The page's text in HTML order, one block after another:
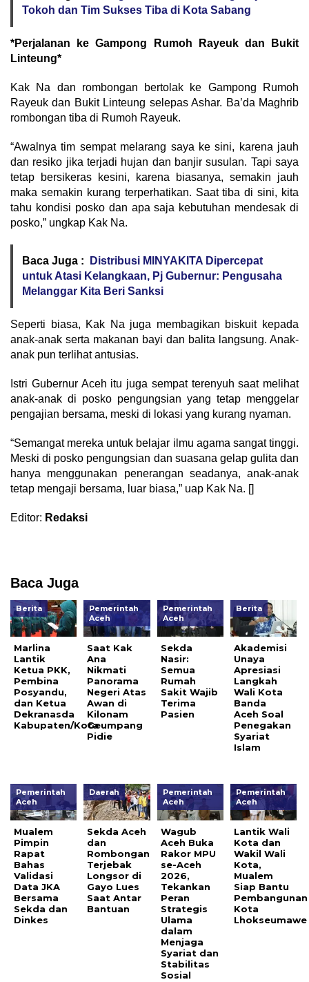
Tokoh dan Tim Sukses Tiba di Kota Sabang
*Perjalanan ke Gampong Rumoh Rayeuk dan Bukit
Linteung*
Kak Na dan rombongan bertolak ke Gampong Rumoh
Rayeuk dan Bukit Linteung selepas Ashar. Ba’da Maghrib
rombongan tiba di Rumoh Rayeuk.
“Awalnya tim sempat melarang saya ke sini, karena jauh
dan resiko jika terjadi hujan dan banjir susulan. Tapi saya
tetap bersikeras kesini, karena biasanya, semakin jauh
maka semakin kurang terperhatikan. Saat tiba di sini, kita
tahu kondisi posko dan apa saja kebutuhan mendesak di
posko,” ungkap Kak Na.
Baca Juga :
Distribusi MINYAKITA Dipercepat
untuk Atasi Kelangkaan, Pj Gubernur: Pengusaha
Melanggar Kita Beri Sanksi
Seperti biasa, Kak Na juga membagikan biskuit kepada
anak-anak serta makanan bayi dan balita langsung. Anak-
anak pun terlihat antusias.
Istri Gubernur Aceh itu juga sempat terenyuh saat melihat
anak-anak di posko pengungsian yang tetap menggelar
pengajian bersama, meski di lokasi yang kurang nyaman.
“Semangat mereka untuk belajar ilmu agama sangat tinggi.
Meski di posko pengungsian dan suasana gelap gulita dan
hanya menggunakan penerangan seadanya, anak-anak
tetap mengaji bersama, luar biasa,” uap Kak Na. []
Editor: Redaksi
Baca Juga
Berita
Marlina
Lantik
Ketua PKK,
Pembina
Posyandu,
dan Ketua
Dekranasda
Kabupaten/Kota
Pemerintah
Aceh
Saat Kak
Ana
Nikmati
Panorama
Negeri Atas
Awan di
Kilonam
Geumpang
Pidie
Pemerintah
Aceh
Sekda
Nasir:
Semua
Rumah
Sakit Wajib
Terima
Pasien
Berita
Akademisi
Unaya
Apresiasi
Langkah
Wali Kota
Banda
Aceh Soal
Penegakan
Syariat
Islam
Pemerintah
Aceh
Mualem
Pimpin
Rapat
Bahas
Validasi
Data JKA
Bersama
Sekda dan
Dinkes ‎
Daerah
Sekda Aceh
dan
Rombongan
Terjebak
Longsor di
Gayo Lues
Saat Antar
Bantuan
Pemerintah
Aceh
Wagub
Aceh Buka
Rakor MPU
se-Aceh
2026,
Tekankan
Peran
Strategis
Ulama
dalam
Menjaga
Syariat dan
Stabilitas
Sosial
Pemerintah
Aceh
Lantik Wali
Kota dan
Wakil Wali
Kota,
Mualem
Siap Bantu
Pembangunan
Kota
Lhokseumawe